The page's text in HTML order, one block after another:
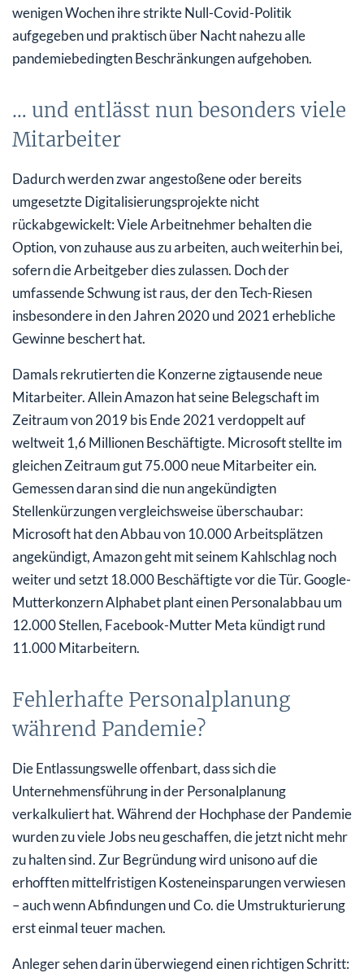
wenigen Wochen ihre strikte Null-Covid-Politik
aufgegeben und praktisch über Nacht nahezu alle
pandemiebedingten Beschränkungen aufgehoben.
… und entlässt nun besonders viele
Mitarbeiter
Dadurch werden zwar angestoßene oder bereits
umgesetzte Digitalisierungsprojekte nicht
rückabgewickelt: Viele Arbeitnehmer behalten die
Option, von zuhause aus zu arbeiten, auch weiterhin bei,
sofern die Arbeitgeber dies zulassen. Doch der
umfassende Schwung ist raus, der den Tech-Riesen
insbesondere in den Jahren 2020 und 2021 erhebliche
Gewinne beschert hat.
Damals rekrutierten die Konzerne zigtausende neue
Mitarbeiter. Allein Amazon hat seine Belegschaft im
Zeitraum von 2019 bis Ende 2021 verdoppelt auf
weltweit 1,6 Millionen Beschäftigte. Microsoft stellte im
gleichen Zeitraum gut 75.000 neue Mitarbeiter ein.
Gemessen daran sind die nun angekündigten
Stellenkürzungen vergleichsweise überschaubar:
Microsoft hat den Abbau von 10.000 Arbeitsplätzen
angekündigt, Amazon geht mit seinem Kahlschlag noch
weiter und setzt 18.000 Beschäftigte vor die Tür. Google-
Mutterkonzern Alphabet plant einen Personalabbau um
12.000 Stellen, Facebook-Mutter Meta kündigt rund
11.000 Mitarbeitern.
Fehlerhafte Personalplanung
während Pandemie?
Die Entlassungswelle offenbart, dass sich die
Unternehmensführung in der Personalplanung
verkalkuliert hat. Während der Hochphase der Pandemie
wurden zu viele Jobs neu geschaffen, die jetzt nicht mehr
zu halten sind. Zur Begründung wird unisono auf die
erhofften mittelfristigen Kosteneinsparungen verwiesen
– auch wenn Abfindungen und Co. die Umstrukturierung
erst einmal teuer machen.
Anleger sehen darin überwiegend einen richtigen Schritt: